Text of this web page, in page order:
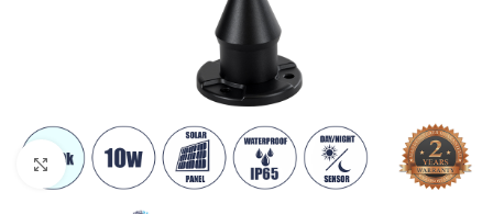
Κλικ για μεγέθυνση